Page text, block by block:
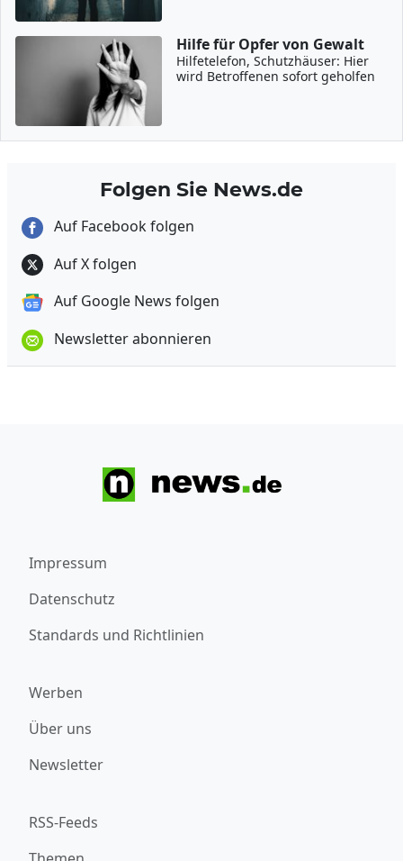
Hilfe für Opfer von Gewalt
Hilfetelefon, Schutzhäuser: Hier
wird Betroffenen sofort geholfen
Folgen Sie News.de
Auf Facebook folgen
Auf X folgen
Auf Google News folgen
Newsletter abonnieren
Impressum
Datenschutz
Standards und Richtlinien
Werben
Über uns
Newsletter
RSS-Feeds